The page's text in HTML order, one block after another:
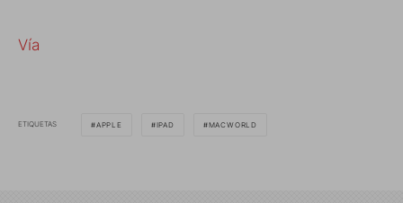
Vía
ETIQUETAS APPLE IPAD MACWORLD